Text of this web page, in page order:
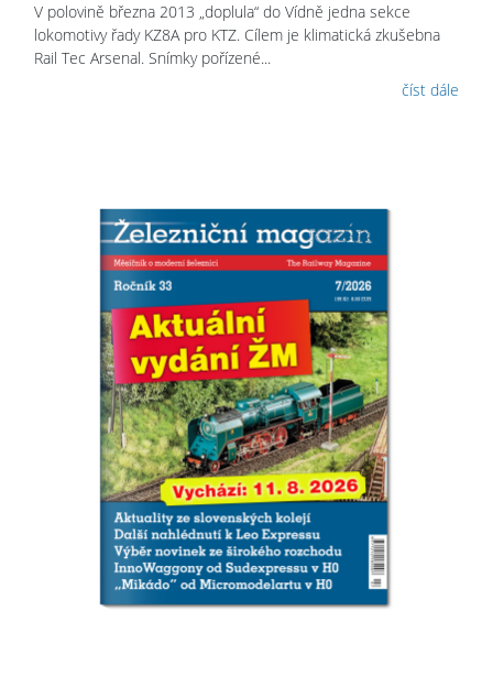
V polovině března 2013 „doplula“ do Vídně jedna sekce
lokomotivy řady KZ8A pro KTZ. Cílem je klimatická zkušebna
Rail Tec Arsenal. Snímky pořízené...
číst dále